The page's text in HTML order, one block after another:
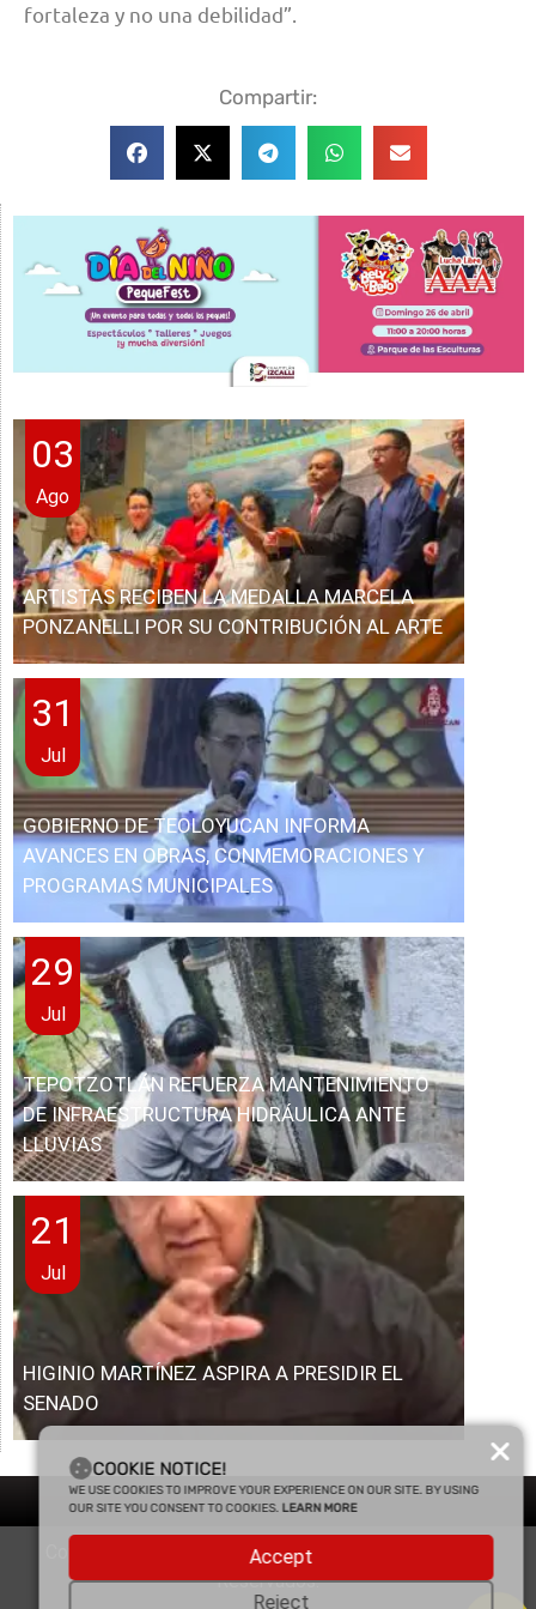
fortaleza y no una debilidad”.
Compartir:
03
Ago
ARTISTAS RECIBEN LA MEDALLA MARCELA
PONZANELLI POR SU CONTRIBUCIÓN AL ARTE
31
Jul
GOBIERNO DE TEOLOYUCAN INFORMA
AVANCES EN OBRAS, CONMEMORACIONES Y
PROGRAMAS MUNICIPALES
29
Jul
TEPOTZOTLÁN REFUERZA MANTENIMIENTO
DE INFRAESTRUCTURA HIDRÁULICA ANTE
LLUVIAS
21
Jul
HIGINIO MARTÍNEZ ASPIRA A PRESIDIR EL
SENADO
Copyright © 2025 Enfasis Comunicaciones. Derechos
Reservados.
COOKIE NOTICE!
WE USE COOKIES TO IMPROVE YOUR EXPERIENCE ON OUR SITE. BY USING
OUR SITE YOU CONSENT TO COOKIES. LEARN MORE
Accept
Reject